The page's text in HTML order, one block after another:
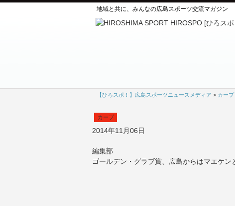
地域と共に、みんなの広島スポーツ交流マガジン
【ひろスポ！】広島スポーツニュースメディア > カープ
カープ
2014年11月06日
編集部
ゴールデン・グラブ賞、広島からはマエケン